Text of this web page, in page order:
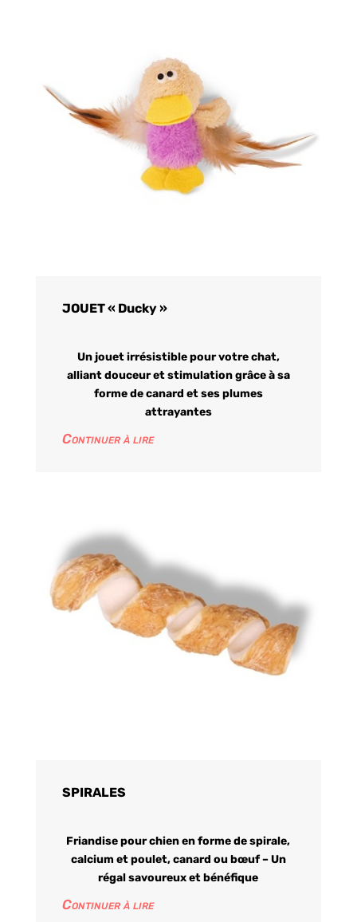
JOUET « Ducky »
Un jouet irrésistible pour votre chat,
alliant douceur et stimulation grâce à sa
forme de canard et ses plumes
attrayantes
Continuer à lire
SPIRALES
Friandise pour chien en forme de spirale,
calcium et poulet, canard ou bœuf – Un
régal savoureux et bénéfique
Continuer à lire